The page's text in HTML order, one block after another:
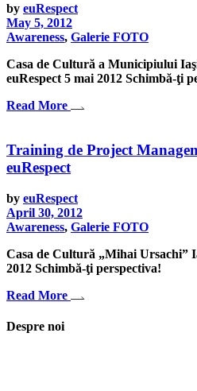
by euRespect
May 5, 2012
Awareness, Galerie FOTO
Casa de Cultură a Municipiului
euRespect 5 mai 2012 Schimbă-ţi
Read More
Training de Project
euRespect
by euRespect
April 30, 2012
Awareness, Galerie FOTO
Casa de Cultură „Mihai Ursachi”
2012 Schimbă-ţi perspectiva!
Read More
Despre noi